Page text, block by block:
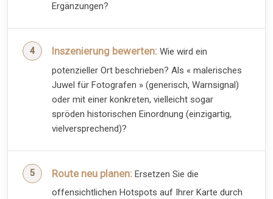
Ergänzungen?
Inszenierung bewerten: Wie wird ein
potenzieller Ort beschrieben? Als « malerisches
Juwel für Fotografen » (generisch, Warnsignal)
oder mit einer konkreten, vielleicht sogar
spröden historischen Einordnung (einzigartig,
vielversprechend)?
Route neu planen: Ersetzen Sie die
offensichtlichen Hotspots auf Ihrer Karte durch